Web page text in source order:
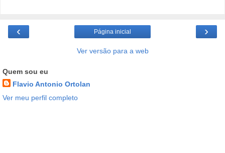
‹ ›
Página inicial
Ver versão para a web
Quem sou eu
Flavio Antonio Ortolan
Ver meu perfil completo